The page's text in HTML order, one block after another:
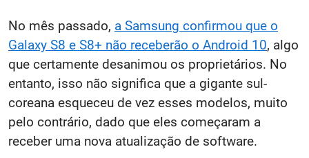
No mês passado, a Samsung confirmou que o
Galaxy S8 e S8+ não receberão o Android 10, algo
que certamente desanimou os proprietários. No
entanto, isso não significa que a gigante sul-
coreana esqueceu de vez esses modelos, muito
pelo contrário, dado que eles começaram a
receber uma nova atualização de software.